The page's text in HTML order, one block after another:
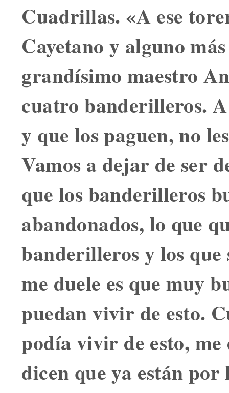
Cuadrillas. «A ese
Cayetano y alguno
grandísimo maestro
cuatro banderilleros.
y que los paguen, no
Vamos a dejar de ser
que los banderilleros
abandonados, lo que
banderilleros y los que
me duele es que muy
puedan vivir de esto.
podía vivir de esto,
dicen que ya están